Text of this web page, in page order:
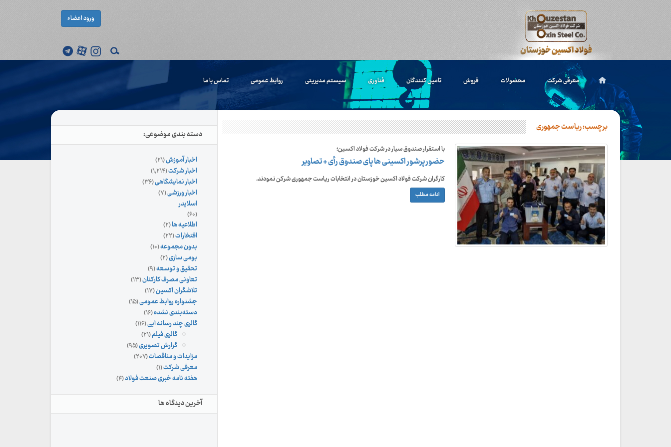
ورود اعضاء
معرفی شرکت محصولات فروش تامین کنندگان فناوری سیستم مدیریتی روابط عمومی تماس با ما
برچسب:ریاست جمهوری
با استقرار صندوق سیار در شرکت فولاد اکسین؛
حضور پرشور اکسینی ها پای صندوق رأی + تصاویر
کارگران شرکت فولاد اکسین خوزستان در انتخابات ریاست جمهوری شرکن نمودند.
ادامه مطلب
دسته بندی موضوعی:
اخبار آموزش(۲۱)
اخبار شرکت(۱,۲۱۴)
اخبار نمایشگاهی(۳۶)
اخبار ورزشی(۷)
اسلایدر
(۶۰)
اطلاعیه ها(۲)
افتخارات(۲۲)
بدون مجموعه(۱۰)
بومی سازی(۲)
تحقیق و توسعه(۹)
تعاونی مصرف کارکنان(۱۳)
تلاشگران اکسین(۱۷)
جشنواره روابط عمومی(۱۵)
دسته‌بندی نشده(۱۶)
گالری چند رسانه ایی(۱۱۶)
گالری فیلم(۲۱)
گزارش تصویری(۹۵)
مزایدات و مناقصات(۲۰۷)
معرفی شرکت(۱)
هفته نامه خبری صنعت فولاد(۴)
آخرین دیدگاه ها